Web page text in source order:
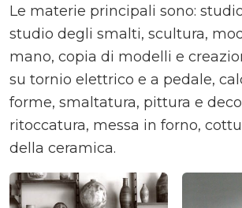
Le materie principali sono:
studio degli smalti, scultura,
mano, copia di modelli e
su tornio elettrico e a pedale,
forme, smaltatura, pittura e
ritoccatura, messa in forno,
della ceramica.